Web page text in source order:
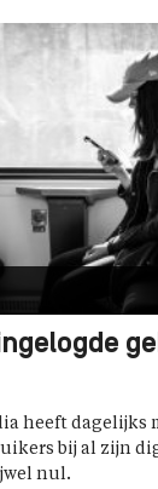
heeft dagelijks
bij al zijn
nul.